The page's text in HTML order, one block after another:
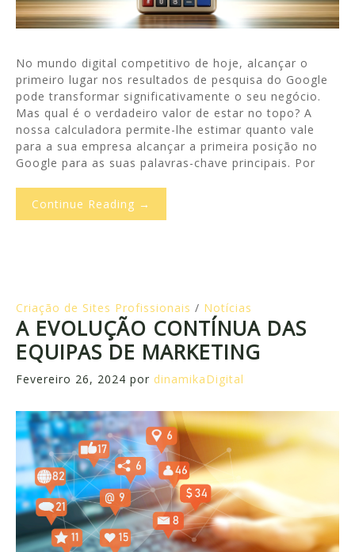
No mundo digital competitivo de hoje, alcançar o
primeiro lugar nos resultados de pesquisa do Google
pode transformar significativamente o seu negócio.
Mas qual é o verdadeiro valor de estar no topo? A
nossa calculadora permite-lhe estimar quanto vale
para a sua empresa alcançar a primeira posição no
Google para as suas palavras-chave principais. Por
Continue Reading →
Criação de Sites Profissionais / Notícias
A EVOLUÇÃO CONTÍNUA DAS
EQUIPAS DE MARKETING
Fevereiro 26, 2024 por dinamikaDigital